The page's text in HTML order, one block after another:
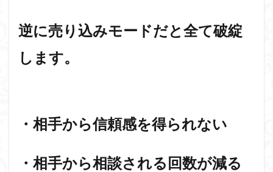
逆に売り込みモードだと全て破綻
します。
・相手から信頼感を得られない
・相手から相談される回数が減る